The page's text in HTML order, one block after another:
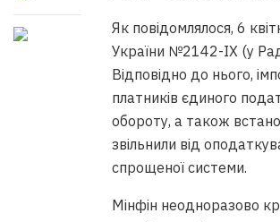
Як повідомлялося, 6
України №2142-IX (у
Відповідно до нього,
платників єдиного
обороту, а також
звільнили від
спрощеної системи.
Мінфін неодноразово